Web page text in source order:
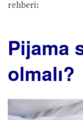
rehberi:
Pijama
olmalı?